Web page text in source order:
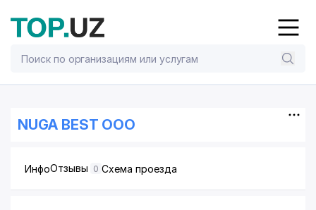
NUGA BEST ООО
ИнфоОтзывы 0 Схема проезда